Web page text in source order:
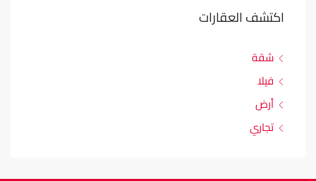
اكتشف العقارات
شقة
فيلا
أرض
تجاري